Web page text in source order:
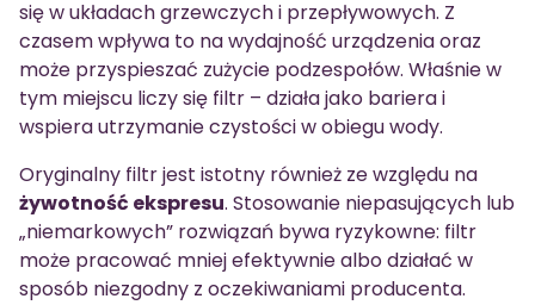
się w układach grzewczych i przepływowych. Z
czasem wpływa to na wydajność urządzenia oraz
może przyspieszać zużycie podzespołów. Właśnie w
tym miejscu liczy się filtr – działa jako bariera i
wspiera utrzymanie czystości w obiegu wody.
Oryginalny filtr jest istotny również ze względu na
żywotność ekspresu. Stosowanie niepasujących lub
„niemarkowych” rozwiązań bywa ryzykowne: filtr
może pracować mniej efektywnie albo działać w
sposób niezgodny z oczekiwaniami producenta.